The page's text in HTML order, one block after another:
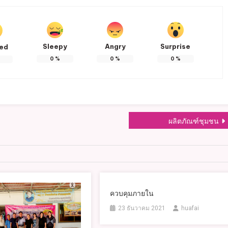
Sleepy
0 %
Angry
0 %
Surprise
0 %
ผลิตภัณฑ์ชุมชน
ควบคุมภายใน
23 ธันวาคม 2021 huafai